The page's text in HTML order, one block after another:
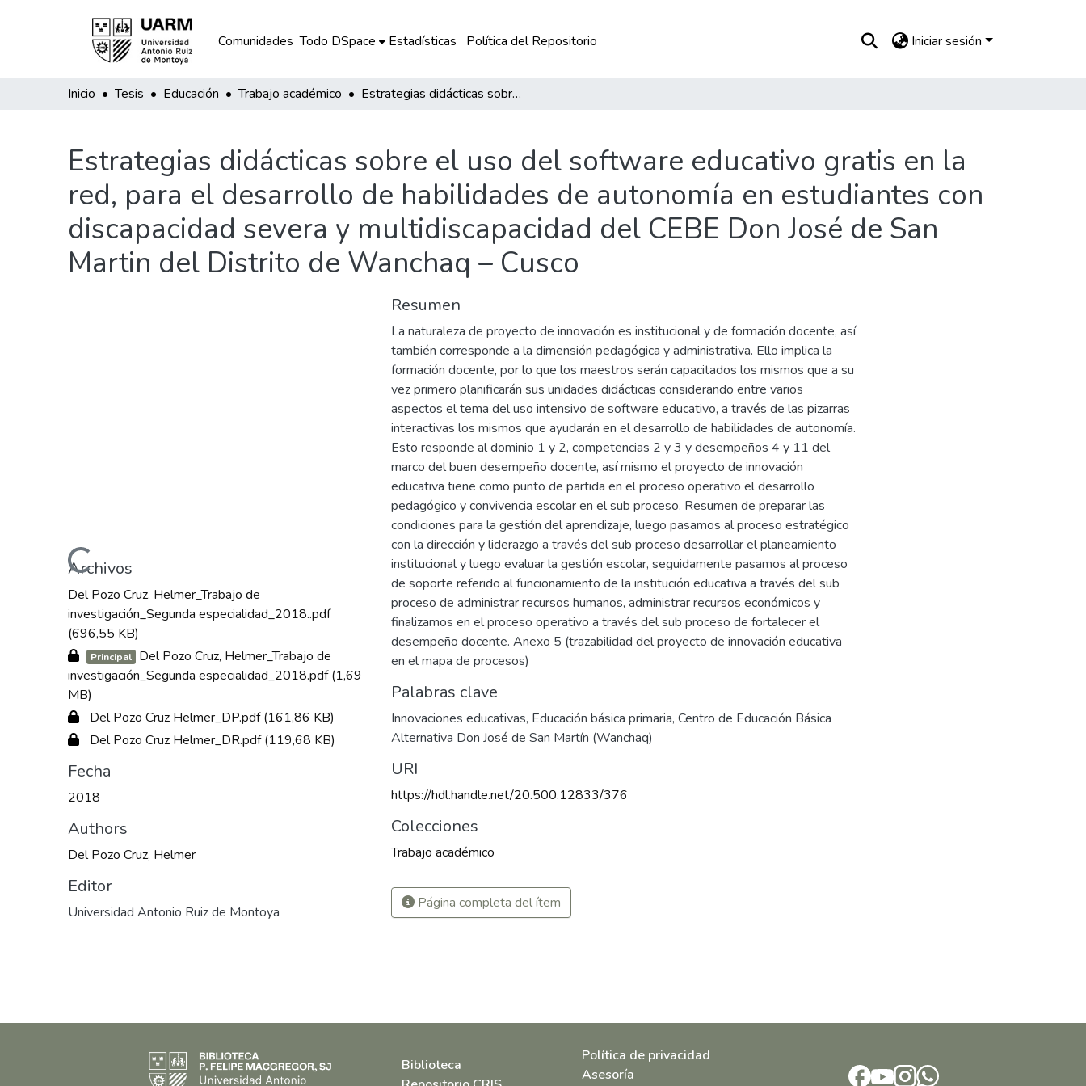
Comunidades Todo DSpace Estadísticas Política del Repositorio Iniciar sesión
Inicio Tesis Educación Trabajo académico Estrategias didácticas sobre el uso del software educativo gratis en la red, para el desarrollo de habilidades de autonomía en estudiantes con discapacidad severa y multidiscapacidad del CEBE Don José de San Martin del Distrito de Wanchaq – Cusco
Estrategias didácticas sobre el uso del software educativo gratis en la
red, para el desarrollo de habilidades de autonomía en estudiantes con
discapacidad severa y multidiscapacidad del CEBE Don José de San
Martin del Distrito de Wanchaq – Cusco
Cargando...
Archivos
Del Pozo Cruz, Helmer_Trabajo de
investigación_Segunda especialidad_2018..pdf
(696,55 KB)
Principal Del Pozo Cruz, Helmer_Trabajo de
investigación_Segunda especialidad_2018.pdf(1,69
MB)
Del Pozo Cruz Helmer_DP.pdf(161,86 KB)
Del Pozo Cruz Helmer_DR.pdf(119,68 KB)
Fecha
2018
Authors
Del Pozo Cruz, Helmer
Editor
Universidad Antonio Ruiz de Montoya
Resumen
La naturaleza de proyecto de innovación es institucional y de formación docente, así
también corresponde a la dimensión pedagógica y administrativa. Ello implica la
formación docente, por lo que los maestros serán capacitados los mismos que a su
vez primero planificarán sus unidades didácticas considerando entre varios
aspectos el tema del uso intensivo de software educativo, a través de las pizarras
interactivas los mismos que ayudarán en el desarrollo de habilidades de autonomía.
Esto responde al dominio 1 y 2, competencias 2 y 3 y desempeños 4 y 11 del
marco del buen desempeño docente, así mismo el proyecto de innovación
educativa tiene como punto de partida en el proceso operativo el desarrollo
pedagógico y convivencia escolar en el sub proceso. Resumen de preparar las
condiciones para la gestión del aprendizaje, luego pasamos al proceso estratégico
con la dirección y liderazgo a través del sub proceso desarrollar el planeamiento
institucional y luego evaluar la gestión escolar, seguidamente pasamos al proceso
de soporte referido al funcionamiento de la institución educativa a través del sub
proceso de administrar recursos humanos, administrar recursos económicos y
finalizamos en el proceso operativo a través del sub proceso de fortalecer el
desempeño docente. Anexo 5 (trazabilidad del proyecto de innovación educativa
en el mapa de procesos)
Palabras clave
Innovaciones educativas, Educación básica primaria, Centro de Educación Básica
Alternativa Don José de San Martín (Wanchaq)
URI
https://hdl.handle.net/20.500.12833/376
Colecciones
Trabajo académico
Página completa del ítem
Biblioteca
Política de privacidad
Asesoría